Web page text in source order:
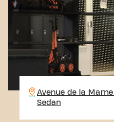
Avenue de la
Sedan